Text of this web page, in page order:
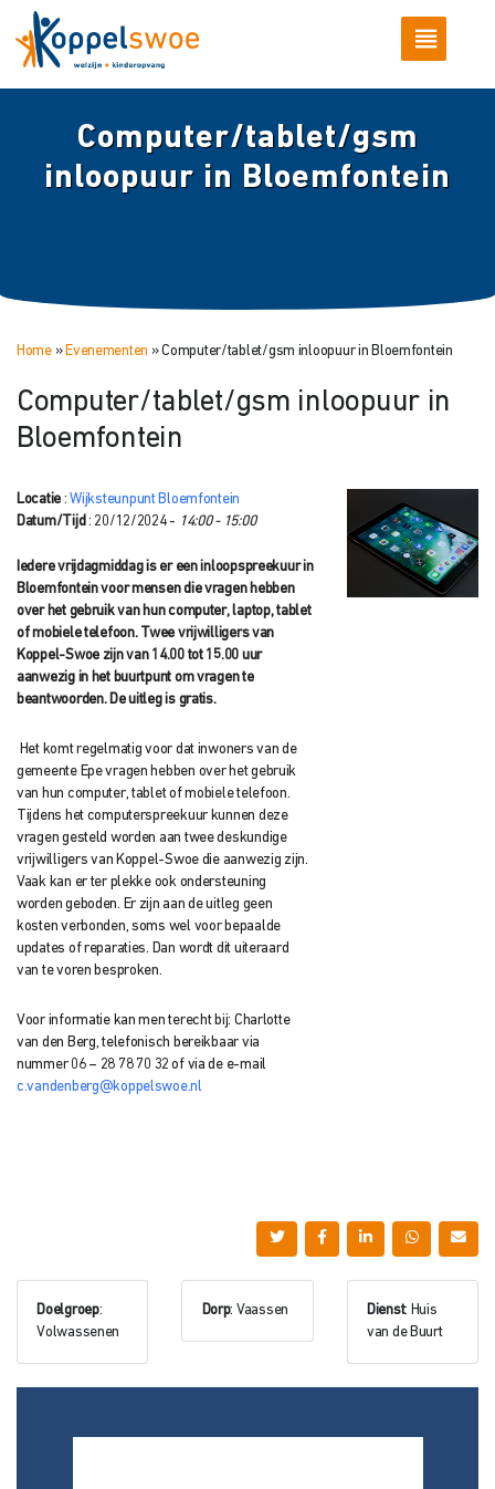
Computer/tablet/gsm
inloopuur in Bloemfontein
Home» Evenementen »Computer/tablet/gsm inloopuur in Bloemfontein
Computer/tablet/gsm inloopuur in
Bloemfontein
Locatie :Wijksteunpunt Bloemfontein
Datum/Tijd : 20/12/2024 - 14:00 - 15:00
Iedere vrijdagmiddag is er een inloopspreekuur in
Bloemfontein voor mensen die vragen hebben
over het gebruik van hun computer, laptop, tablet
of mobiele telefoon. Twee vrijwilligers van
Koppel-Swoe zijn van 14.00 tot 15.00 uur
aanwezig in het buurtpunt om vragen te
beantwoorden. De uitleg is gratis.
Het komt regelmatig voor dat inwoners van de
gemeente Epe vragen hebben over het gebruik
van hun computer, tablet of mobiele telefoon.
Tijdens het computerspreekuur kunnen deze
vragen gesteld worden aan twee deskundige
vrijwilligers van Koppel-Swoe die aanwezig zijn.
Vaak kan er ter plekke ook ondersteuning
worden geboden. Er zijn aan de uitleg geen
kosten verbonden, soms wel voor bepaalde
updates of reparaties. Dan wordt dit uiteraard
van te voren besproken.
Voor informatie kan men terecht bij: Charlotte
van den Berg, telefonisch bereikbaar via
nummer 06 – 28 78 70 32 of via de e-mail
c.vandenberg@koppelswoe.nl
Doelgroep:
Volwassenen
Dorp: Vaassen Dienst: Huis
van de Buurt